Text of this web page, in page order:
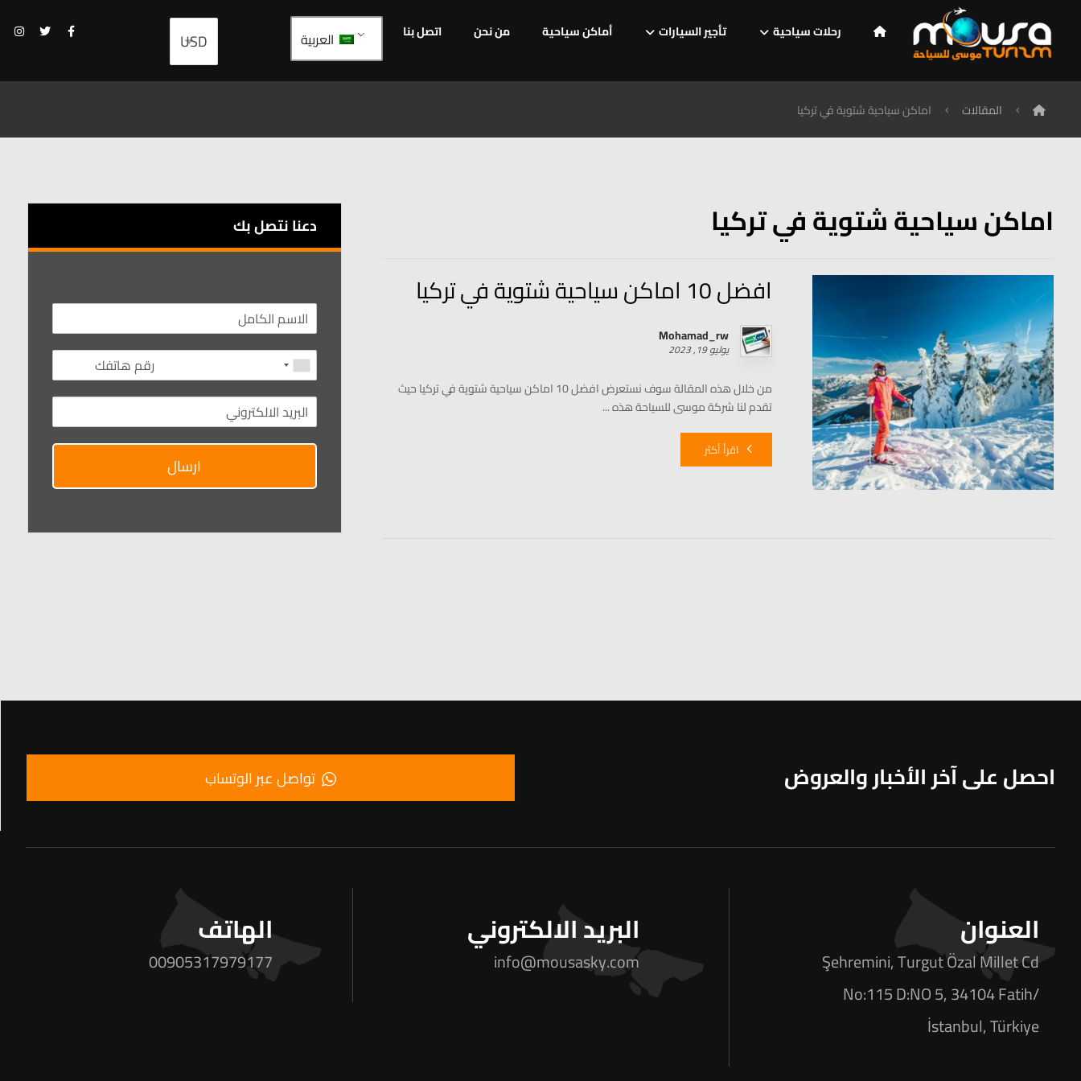
رحلات سياحية تأجير السيارات أماكن سياحية من نحن اتصل بنا العربية
المقالات اماكن سياحية شتوية في تركيا
اماكن سياحية شتوية في تركيا
افضل 10 اماكن سياحية شتوية في تركيا
Mohamad_rw
يوليو 19, 2023
من خلال هذه المقالة سوف نستعرض افضل 10 اماكن سياحية شتوية في تركيا حيث
تقدم لنا شركة موسى للسياحة هذه ...
اقرأ أكثر
دعنا نتصل بك
ارسال
احصل على آخر الأخبار والعروض تواصل عبر الوتساب
الهاتف
00905317979177
البريد الالكتروني
info@mousasky.com
العنوان
Şehremini, Turgut Özal Millet Cd
No:115 D:NO 5, 34104 Fatih/
İstanbul, Türkiye